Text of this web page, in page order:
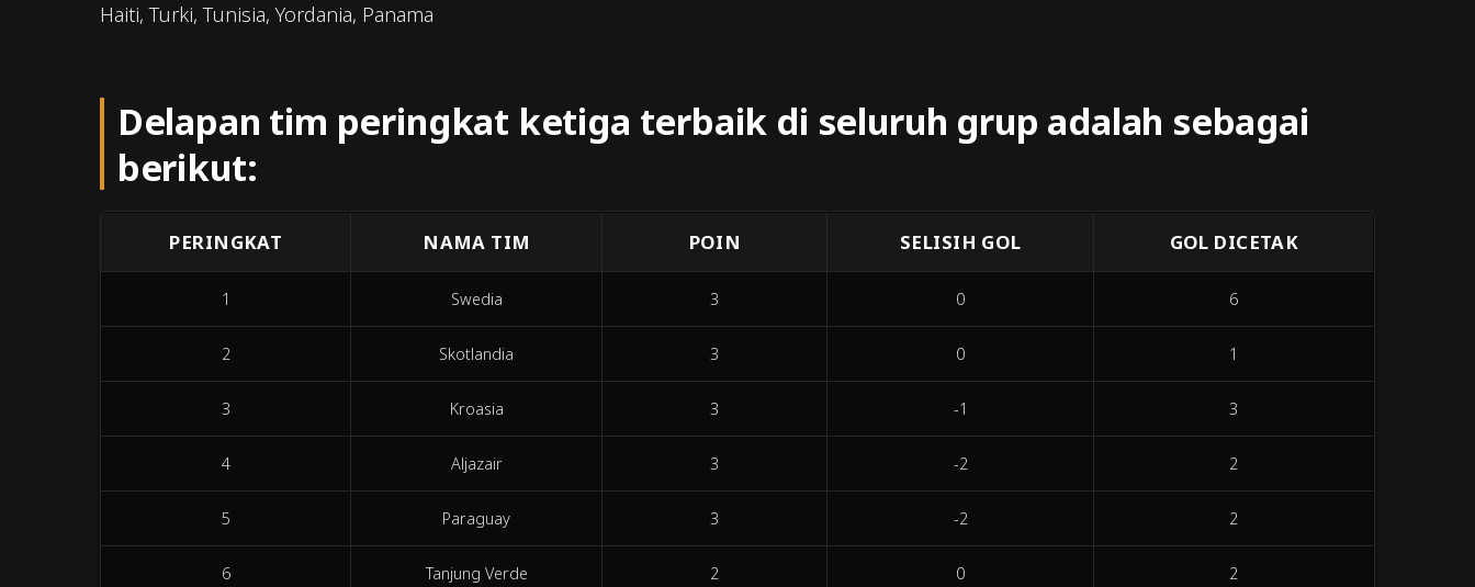
Haiti, Turki, Tunisia, Yordania, Panama
Delapan tim peringkat ketiga terbaik di seluruh grup adalah sebagai
berikut:
PERINGKAT NAMA TIM POIN SELISIH GOL GOL DICETAK
1 Swedia 3 0 6
2 Skotlandia 3 0 1
3 Kroasia 3 -1 3
4 Aljazair 3 -2 2
5 Paraguay 3 -2 2
6 Tanjung Verde 2 0 2